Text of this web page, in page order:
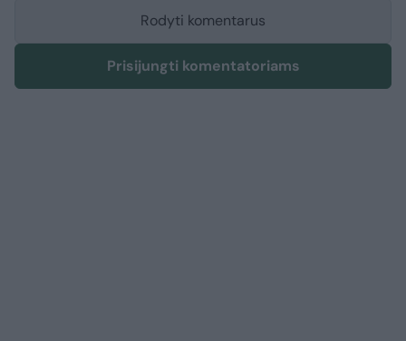
Rodyti komentarus
Prisijungti komentatoriams